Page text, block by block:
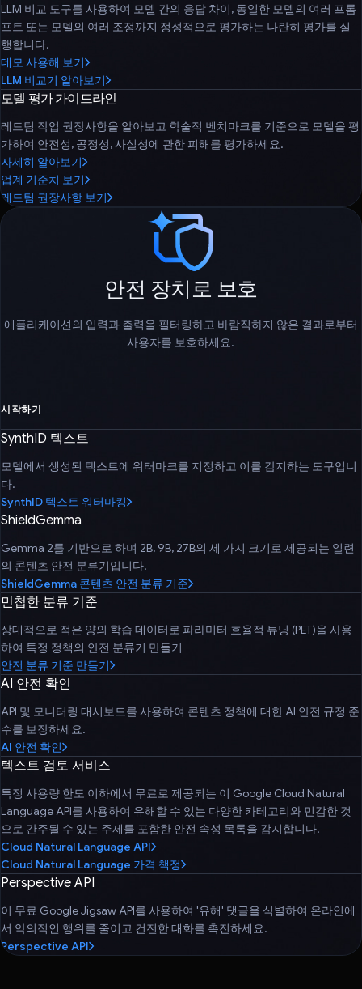
LLM 비교 도구를 사용하여 모델 간의 응답 차이, 동일한 모델의 여러 프롬
프트 또는 모델의 여러 조정까지 정성적으로 평가하는 나란히 평가를 실
행합니다.
데모 사용해 보기
LLM 비교기 알아보기
모델 평가 가이드라인
레드팀 작업 권장사항을 알아보고 학술적 벤치마크를 기준으로 모델을 평
가하여 안전성, 공정성, 사실성에 관한 피해를 평가하세요.
자세히 알아보기
업계 기준치 보기
레드팀 권장사항 보기
안전 장치로 보호
애플리케이션의 입력과 출력을 필터링하고 바람직하지 않은 결과로부터
사용자를 보호하세요.
시작하기
SynthID 텍스트
모델에서 생성된 텍스트에 워터마크를 지정하고 이를 감지하는 도구입니
다.
SynthID 텍스트 워터마킹
ShieldGemma
Gemma 2를 기반으로 하며 2B, 9B, 27B의 세 가지 크기로 제공되는 일련
의 콘텐츠 안전 분류기입니다.
ShieldGemma 콘텐츠 안전 분류 기준
민첩한 분류 기준
상대적으로 적은 양의 학습 데이터로 파라미터 효율적 튜닝 (PET)을 사용
하여 특정 정책의 안전 분류기 만들기
안전 분류 기준 만들기
AI 안전 확인
API 및 모니터링 대시보드를 사용하여 콘텐츠 정책에 대한 AI 안전 규정 준
수를 보장하세요.
AI 안전 확인
텍스트 검토 서비스
특정 사용량 한도 이하에서 무료로 제공되는 이 Google Cloud Natural
Language API를 사용하여 유해할 수 있는 다양한 카테고리와 민감한 것
으로 간주될 수 있는 주제를 포함한 안전 속성 목록을 감지합니다.
Cloud Natural Language API
Cloud Natural Language 가격 책정
Perspective API
이 무료 Google Jigsaw API를 사용하여 '유해' 댓글을 식별하여 온라인에
서 악의적인 행위를 줄이고 건전한 대화를 촉진하세요.
Perspective API